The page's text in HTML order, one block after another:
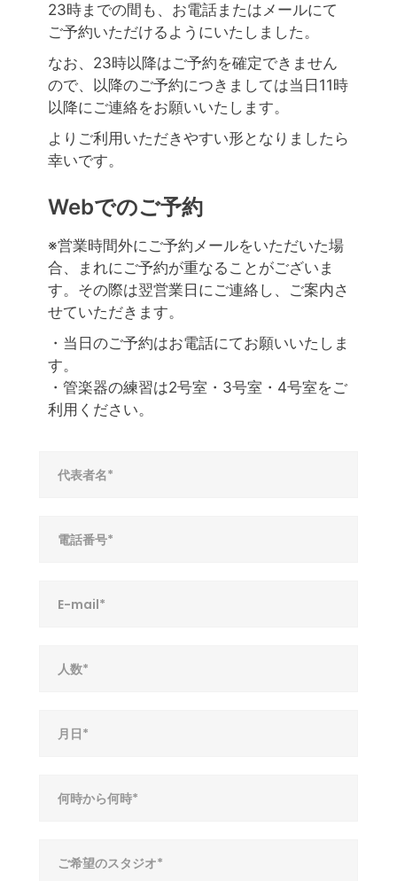
23時までの間も、お電話またはメールにて
ご予約いただけるようにいたしました。
なお、23時以降はご予約を確定できません
ので、以降のご予約につきましては当日11時
以降にご連絡をお願いいたします。
よりご利用いただきやすい形となりましたら
幸いです。
Webでのご予約
※営業時間外にご予約メールをいただいた場
合、まれにご予約が重なることがございま
す。その際は翌営業日にご連絡し、ご案内さ
せていただきます。
・当日のご予約はお電話にてお願いいたしま
す。
・管楽器の練習は2号室・3号室・4号室をご
利用ください。